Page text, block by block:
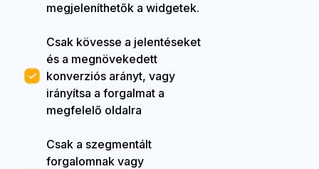
megjeleníthetők a widgetek.
Csak kövesse a jelentéseket
és a megnövekedett
konverziós arányt, vagy
irányítsa a forgalmat a
megfelelő oldalra
Csak a szegmentált
forgalomnak vagy